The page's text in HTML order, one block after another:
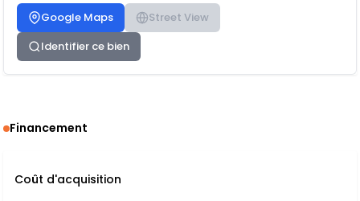
Google Maps
Street View
Identifier ce bien
Financement
Coût d'acquisition